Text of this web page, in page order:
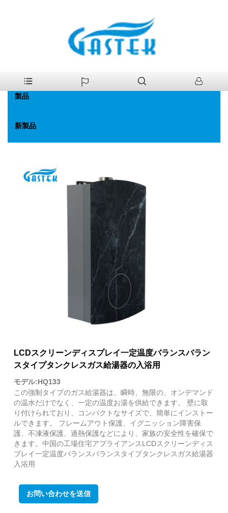
ファン強化一定温度。ガス給湯器
製品
新製品
LCDスクリーンディスプレイ一定温度バランスバラン
スタイプタンクレスガス給湯器の入浴用
モデル:HQ133
この強制タイプのガス給湯器は、瞬時、無限の、オンデマンド
の温水だけでなく、一定の温度お湯を供給できます。 壁に取
り付けられており、コンパクトなサイズで、簡単にインストー
ルできます。 フレームアウト保護、イグニッション障害保
護、不凍液保護、過熱保護などにより、家族の安全性を確保で
きます。中国の工場住宅アプライアンスLCDスクリーンディス
プレイ一定温度バランスバランスタイプタンクレスガス給湯器
入浴用
お問い合わせを送信